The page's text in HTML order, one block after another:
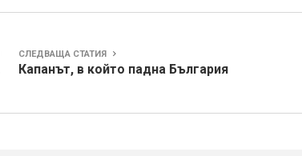
СЛЕДВАЩА СТАТИЯ
Капанът, в който падна България